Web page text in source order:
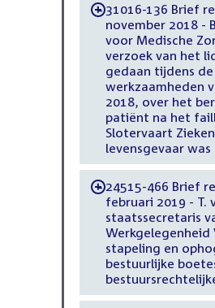
-31016-136 Brief
november 2018 -
voor Medische
verzoek van het
gedaan tijdens
werkzaamheden
2018, over het
patiënt na het
Slotervaart
levensgevaar was
-24515-466 Brief
februari 2019 - T.
staatssecretaris
Werkgelegenheid
stapeling en
bestuurlijke